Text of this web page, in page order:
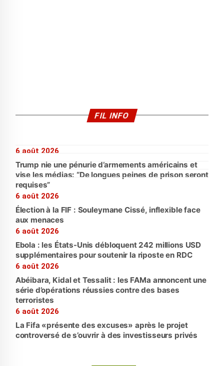
FIL INFO
6 août 2026
Trump nie une pénurie d’armements américains et
vise les médias: “De longues peines de prison seront
requises”
6 août 2026
Élection à la FIF : Souleymane Cissé, inflexible face
aux menaces
6 août 2026
Ebola : les États-Unis débloquent 242 millions USD
supplémentaires pour soutenir la riposte en RDC
6 août 2026
Abéibara, Kidal et Tessalit : les FAMa annoncent une
série d’opérations réussies contre des bases
terroristes
6 août 2026
La Fifa «présente des excuses» après le projet
controversé de s’ouvrir à des investisseurs privés